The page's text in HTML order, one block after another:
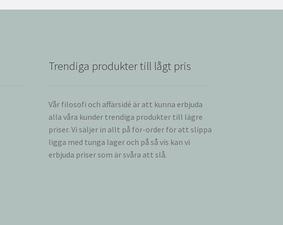
Trendiga produkter till lågt pris
Vår filosofi och affärsidé är att kunna erbjuda
alla våra kunder trendiga produkter till lägre
priser. Vi säljer in allt på för-order för att slippa
ligga med tunga lager och på så vis kan vi
erbjuda priser som är svåra att slå.